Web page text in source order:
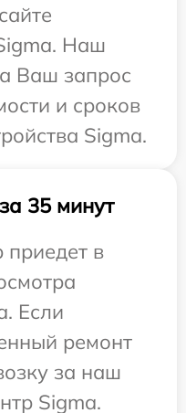
Наш
Ваш запрос
и сроков
Sigma.
35 минут
в
Если
ремонт
за наш
Sigma.